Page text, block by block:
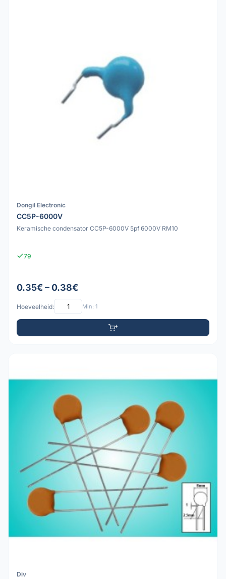
Dongil Electronic
CC5P-6000V
Keramische condensator CC5P-6000V 5pf 6000V RM10
79
0.35€ – 0.38€
Hoeveelheid: Min: 1
Div